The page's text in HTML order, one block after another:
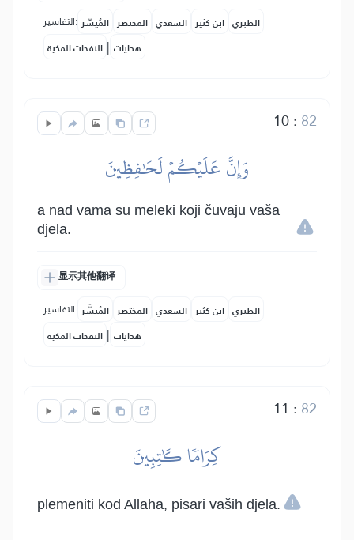
التفاسير: المُيسَّر المختصر السعدي ابن كثير الطبري
النفحات المكية | هدايات
10: 82
وَإِنَّ عَلَيۡكُمۡ لَحَٰفِظِينَ
a nad vama su meleki koji čuvaju vaša
djela.
显示其他翻译
التفاسير: المُيسَّر المختصر السعدي ابن كثير الطبري
النفحات المكية | هدايات
11 : 82
كِرَامٗا كَٰتِبِينَ
plemeniti kod Allaha, pisari vaših djela.